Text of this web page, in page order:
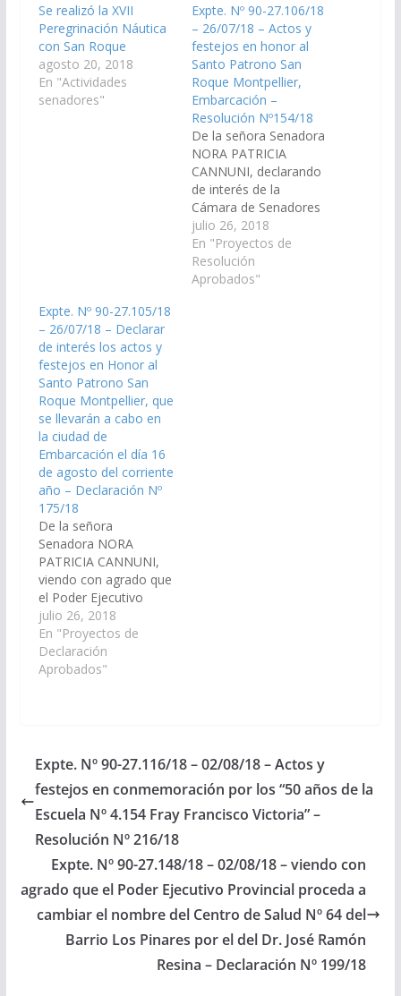
Se realizó la XVII
Peregrinación Náutica
con San Roque
agosto 20, 2018
En "Actividades
senadores"
Expte. Nº 90-27.106/18
– 26/07/18 – Actos y
festejos en honor al
Santo Patrono San
Roque Montpellier,
Embarcación –
Resolución Nº154/18
De la señora Senadora
NORA PATRICIA
CANNUNI, declarando
de interés de la
Cámara de Senadores
los actos y festejos en
Honor al Santo
Patrono San Roque
Montpellier, que se
julio 26, 2018
En "Proyectos de
Resolución
Aprobados"
Expte. Nº 90-27.105/18
– 26/07/18 – Declarar
de interés los actos y
festejos en Honor al
Santo Patrono San
Roque Montpellier, que
se llevarán a cabo en
la ciudad de
Embarcación el día 16
de agosto del corriente
año – Declaración Nº
175/18
De la señora
Senadora NORA
PATRICIA CANNUNI,
viendo con agrado que
el Poder Ejecutivo
Provincial, declare de
interés los actos y
festejos en Honor al
Santo Patrono San
de agosto del corriente
año. (Expte. Nº 90-
27.105/18, A…
julio 26, 2018
En "Proyectos de
Declaración
Aprobados"
Expte. Nº 90-27.116/18 – 02/08/18 – Actos y
festejos en conmemoración por los “50 años de la
Escuela Nº 4.154 Fray Francisco Victoria” –
Resolución Nº 216/18
Expte. Nº 90-27.148/18 – 02/08/18 – viendo con
agrado que el Poder Ejecutivo Provincial proceda a
cambiar el nombre del Centro de Salud Nº 64 del
Barrio Los Pinares por el del Dr. José Ramón
Resina – Declaración Nº 199/18